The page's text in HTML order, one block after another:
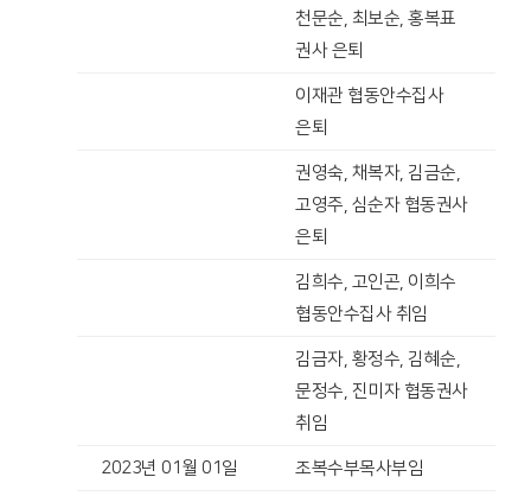
천문순, 최보순, 홍복표
권사 은퇴
이재관 협동안수집사
은퇴
권영숙, 채복자, 김금순,
고영주, 심순자 협동권사
은퇴
김희수, 고인곤, 이희수
협동안수집사 취임
김금자, 황정수, 김혜순,
문정수, 진미자 협동권사
취임
2023년 01월 01일 조복수부목사부임